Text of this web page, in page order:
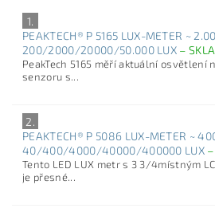
1.
PEAKTECH® P 5165 LUX-METER ~
200/2000/20000/50.000 LUX –
PeakTech 5165 měří aktuální
senzoru s...
2.
PEAKTECH® P 5086 LUX-METER ~
40/400/4000/40000/400000 LUX
Tento LED LUX metr s 3 3/4místným
je přesné...